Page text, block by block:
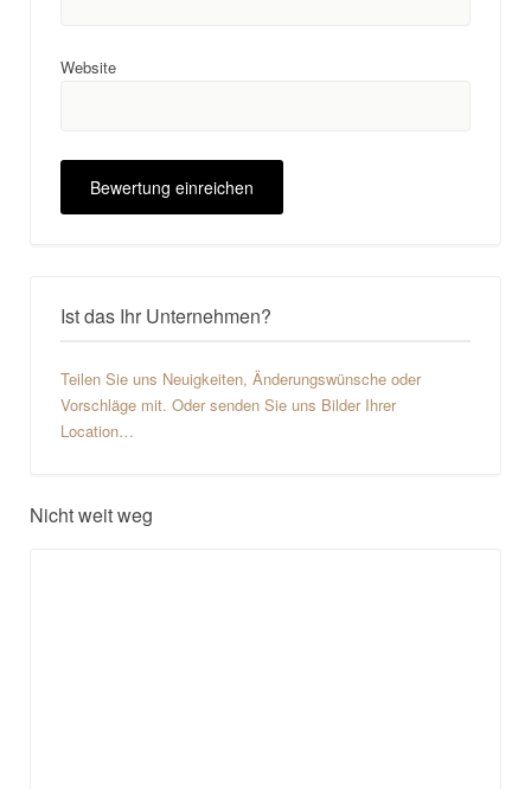
Website
Ist das Ihr Unternehmen?
Teilen Sie uns Neuigkeiten, Änderungswünsche oder
Vorschläge mit. Oder senden Sie uns Bilder Ihrer
Location…
Nicht weit weg